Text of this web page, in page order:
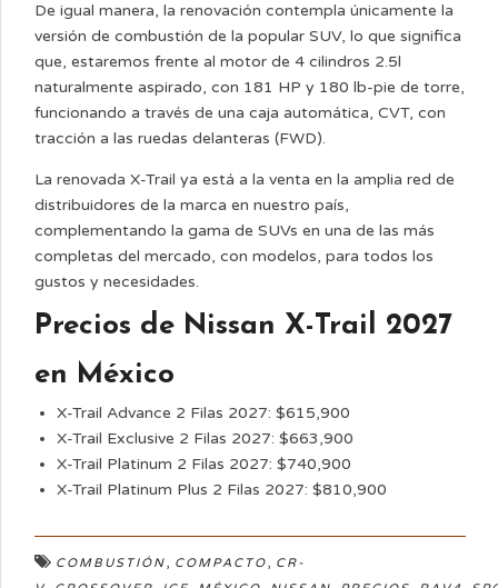
De igual manera, la renovación contempla únicamente la
versión de combustión de la popular SUV, lo que significa
que, estaremos frente al motor de 4 cilindros 2.5l
naturalmente aspirado, con 181 HP y 180 lb-pie de torre,
funcionando a través de una caja automática, CVT, con
tracción a las ruedas delanteras (FWD).
La renovada X-Trail ya está a la venta en la amplia red de
distribuidores de la marca en nuestro país,
complementando la gama de SUVs en una de las más
completas del mercado, con modelos, para todos los
gustos y necesidades.
Precios de Nissan X-Trail 2027
en México
X-Trail Advance 2 Filas 2027: $615,900
X-Trail Exclusive 2 Filas 2027: $663,900
X-Trail Platinum 2 Filas 2027: $740,900
X-Trail Platinum Plus 2 Filas 2027: $810,900
COMBUSTIÓN, COMPACTO, CR-